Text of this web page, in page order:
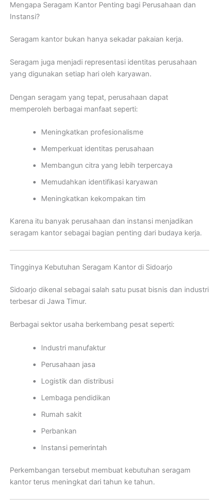
Mengapa Seragam Kantor Penting bagi Perusahaan dan
Instansi?
Seragam kantor bukan hanya sekadar pakaian kerja.
Seragam juga menjadi representasi identitas perusahaan
yang digunakan setiap hari oleh karyawan.
Dengan seragam yang tepat, perusahaan dapat
memperoleh berbagai manfaat seperti:
Meningkatkan profesionalisme
Memperkuat identitas perusahaan
Membangun citra yang lebih terpercaya
Memudahkan identifikasi karyawan
Meningkatkan kekompakan tim
Karena itu banyak perusahaan dan instansi menjadikan
seragam kantor sebagai bagian penting dari budaya kerja.
Tingginya Kebutuhan Seragam Kantor di Sidoarjo
Sidoarjo dikenal sebagai salah satu pusat bisnis dan industri
terbesar di Jawa Timur.
Berbagai sektor usaha berkembang pesat seperti:
Industri manufaktur
Perusahaan jasa
Logistik dan distribusi
Lembaga pendidikan
Rumah sakit
Perbankan
Instansi pemerintah
Perkembangan tersebut membuat kebutuhan seragam
kantor terus meningkat dari tahun ke tahun.